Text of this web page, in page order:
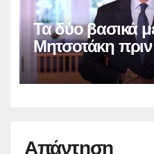
Τα δύο βασικά
Μητσοτάκη
Απάντηση